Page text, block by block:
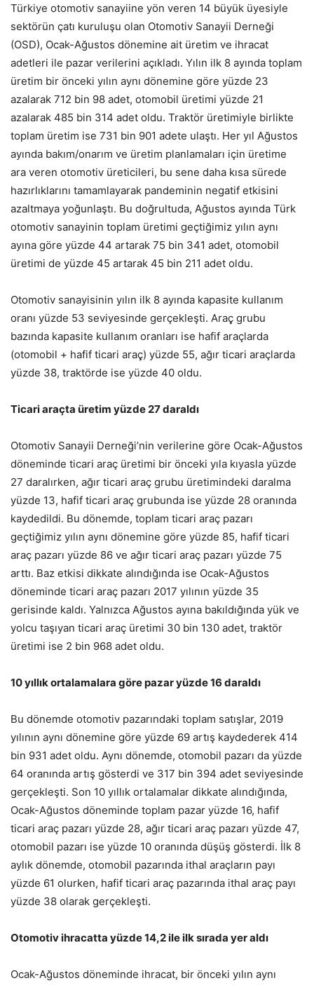
Türkiye otomotiv sanayiine yön veren 14 büyük üyesiyle
sektörün çatı kuruluşu olan Otomotiv Sanayii Derneği
(OSD), Ocak-Ağustos dönemine ait üretim ve ihracat
adetleri ile pazar verilerini açıkladı. Yılın ilk 8 ayında toplam
üretim bir önceki yılın aynı dönemine göre yüzde 23
azalarak 712 bin 98 adet, otomobil üretimi yüzde 21
azalarak 485 bin 314 adet oldu. Traktör üretimiyle birlikte
toplam üretim ise 731 bin 901 adete ulaştı. Her yıl Ağustos
ayında bakım/onarım ve üretim planlamaları için üretime
ara veren otomotiv üreticileri, bu sene daha kısa sürede
hazırlıklarını tamamlayarak pandeminin negatif etkisini
azaltmaya yoğunlaştı. Bu doğrultuda, Ağustos ayında Türk
otomotiv sanayinin toplam üretimi geçtiğimiz yılın aynı
ayına göre yüzde 44 artarak 75 bin 341 adet, otomobil
üretimi de yüzde 45 artarak 45 bin 211 adet oldu.
Otomotiv sanayisinin yılın ilk 8 ayında kapasite kullanım
oranı yüzde 53 seviyesinde gerçekleşti. Araç̧ grubu
bazında kapasite kullanım oranları ise hafif araçlarda
(otomobil + hafif ticari araç̧) yüzde 55, ağır ticari araçlarda
yüzde 38, traktörde ise yüzde 40 oldu.
Ticari araçta üretim yüzde 27 daraldı
Otomotiv Sanayii Derneği’nin verilerine göre Ocak-Ağustos
döneminde ticari araç üretimi bir önceki yıla kıyasla yüzde
27 daralırken, ağır ticari araç grubu üretimindeki daralma
yüzde 13, hafif ticari araç grubunda ise yüzde 28 oranında
kaydedildi. Bu dönemde, toplam ticari araç pazarı
geçtiğimiz yılın aynı dönemine göre yüzde 85, hafif ticari
araç pazarı yüzde 86 ve ağır ticari araç pazarı yüzde 75
arttı. Baz etkisi dikkate alındığında ise Ocak-Ağustos
döneminde ticari araç pazarı 2017 yılının yüzde 35
gerisinde kaldı. Yalnızca Ağustos ayına bakıldığında yük ve
yolcu taşıyan ticari araç üretimi 30 bin 130 adet, traktör
üretimi ise 2 bin 968 adet oldu.
10 yıllık ortalamalara göre pazar yüzde 16 daraldı
Bu dönemde otomotiv pazarındaki toplam satışlar, 2019
yılının aynı dönemine göre yüzde 69 artış kaydederek 414
bin 931 adet oldu. Aynı dönemde, otomobil pazarı da yüzde
64 oranında artış gösterdi ve 317 bin 394 adet seviyesinde
gerçekleşti. Son 10 yıllık ortalamalar dikkate alındığında,
Ocak-Ağustos döneminde toplam pazar yüzde 16, hafif
ticari araç pazarı yüzde 28, ağır ticari araç pazarı yüzde 47,
otomobil pazarı ise yüzde 10 oranında düşüş gösterdi. İlk 8
aylık dönemde, otomobil pazarında ithal araçların payı
yüzde 61 olurken, hafif ticari araç pazarında ithal araç payı
yüzde 38 olarak gerçekleşti.
Otomotiv ihracatta yüzde 14,2 ile ilk sırada yer aldı
Ocak-Ağustos döneminde ihracat, bir önceki yılın aynı